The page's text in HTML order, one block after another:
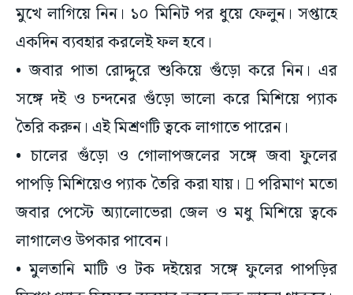
মুখে লাগিয়ে নিন। ১০ মিনিট পর ধুয়ে ফেলুন। সপ্তাহে
একদিন ব্যবহার করলেই ফল হবে।
• জবার পাতা রোদ্দুরে শুকিয়ে গুঁড়ো করে নিন। এর
সঙ্গে দই ও চন্দনের গুঁড়ো ভালো করে মিশিয়ে প্যাক
তৈরি করুন। এই মিশ্রণটি ত্বকে লাগাতে পারেন।
• চালের গুঁড়ো ও গোলাপজলের সঙ্গে জবা ফুলের
পাপড়ি মিশিয়েও প্যাক তৈরি করা যায়।  পরিমাণ মতো
জবার পেস্টে অ্যালোভেরা জেল ও মধু মিশিয়ে ত্বকে
লাগালেও উপকার পাবেন।
• মুলতানি মাটি ও টক দইয়ের সঙ্গে ফুলের পাপড়ির